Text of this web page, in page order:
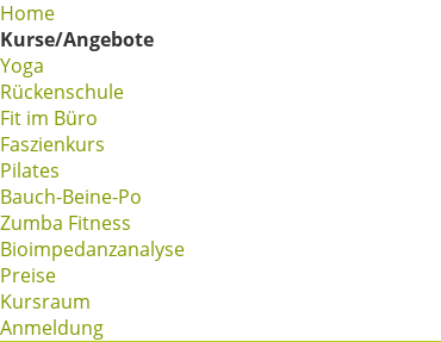
Home
Kurse/Angebote
Yoga
Rückenschule
Fit im Büro
Faszienkurs
Pilates
Bauch-Beine-Po
Zumba Fitness
Bioimpedanzanalyse
Preise
Kursraum
Anmeldung